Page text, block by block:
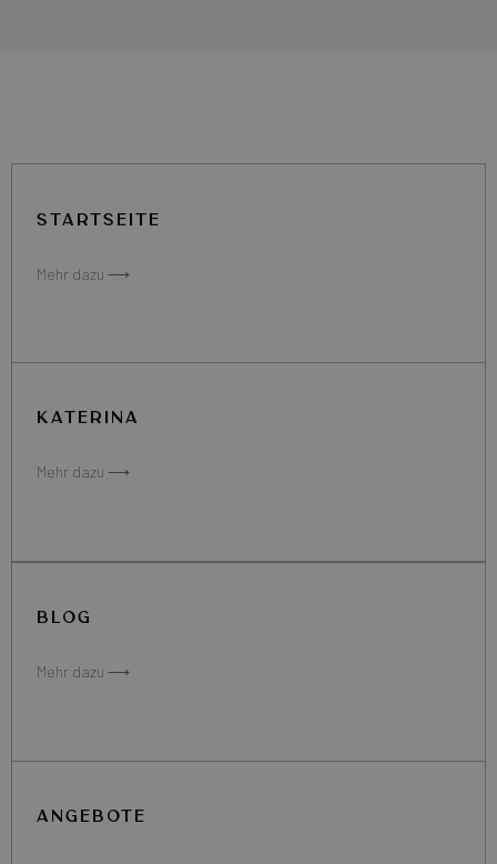
STARTSEITE
Mehr dazu ⟶
KATERINA
Mehr dazu ⟶
BLOG
Mehr dazu ⟶
ANGEBOTE